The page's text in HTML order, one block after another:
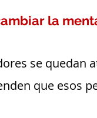
la
se quedan
que esos